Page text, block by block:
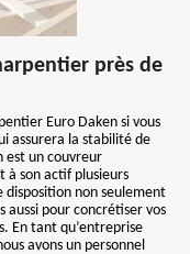
près de
Euro Daken si vous
assurera la stabilité de
un couvreur
à son actif plusieurs
disposition non seulement
pour concrétiser vos
En tant qu’entreprise
avons un personnel